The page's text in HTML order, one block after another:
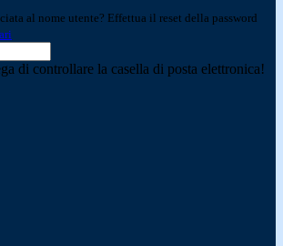
al nome utente? Effettua il reset della password
di controllare la casella di posta elettronica!